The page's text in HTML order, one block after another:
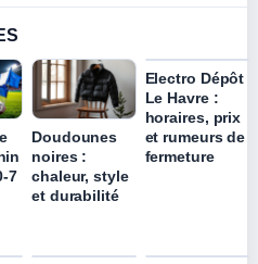
7
Doudounes
noires :
chaleur, style
et durabilité
Electro Dépôt
Le Havre :
horaires, prix
et rumeurs de
fermeture